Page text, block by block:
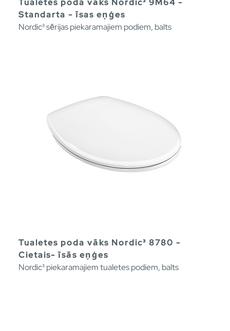
Standarta - īsas eņģes
Nordic³ sērijas piekaramajiem podiem, balts
Tualetes poda vāks Nordic³ 8780 -
Cietais- īsās eņģes
Nordic³ piekaramajiem tualetes podiem, balts